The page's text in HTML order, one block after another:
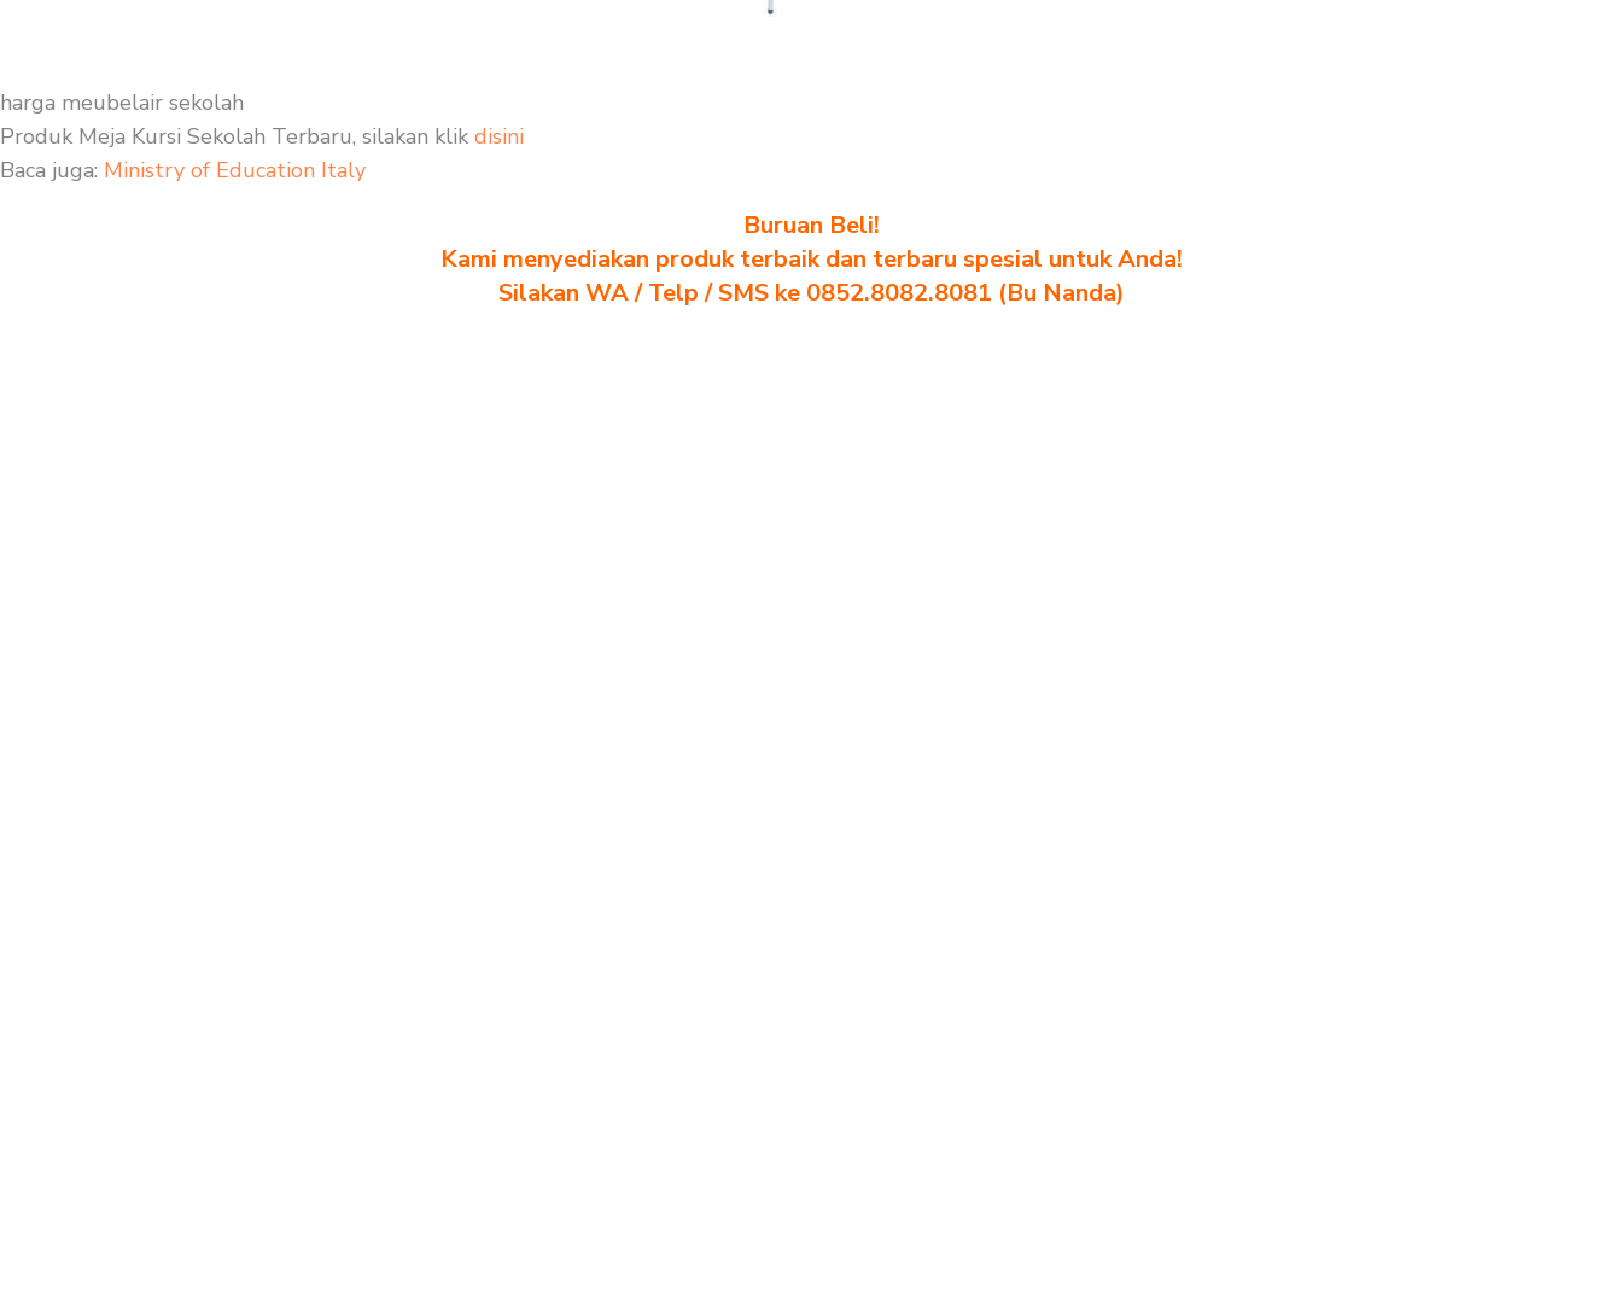
harga meubelair sekolah
Produk Meja Kursi Sekolah Terbaru, silakan klik disini
Baca juga: Ministry of Education Italy
Buruan Beli!
Kami menyediakan produk terbaik dan terbaru spesial untuk Anda!
Silakan WA / Telp / SMS ke 0852.8082.8081 (Bu Nanda)